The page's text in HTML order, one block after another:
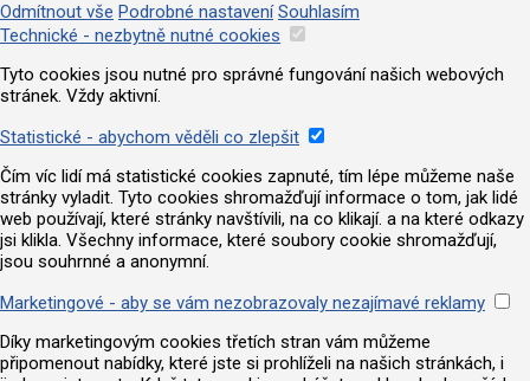
Odmítnout vše Podrobné nastavení Souhlasím
Technické - nezbytně nutné cookies
Tyto cookies jsou nutné pro správné fungování našich webových
stránek. Vždy aktivní.
Statistické - abychom věděli co zlepšit
Čím víc lidí má statistické cookies zapnuté, tím lépe můžeme naše
stránky vyladit. Tyto cookies shromažďují informace o tom, jak lidé
web používají, které stránky navštívili, na co klikají. a na které odkazy
jsi klikla. Všechny informace, které soubory cookie shromažďují,
jsou souhrnné a anonymní.
Marketingové - aby se vám nezobrazovaly nezajímavé reklamy
Díky marketingovým cookies třetích stran vám můžeme
připomenout nabídky, které jste si prohlíželi na našich stránkách, i